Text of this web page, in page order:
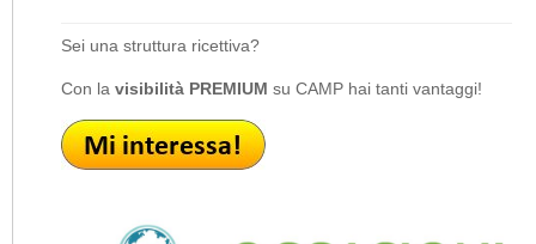
Sei una struttura ricettiva?
Con la visibilità PREMIUM su CAMP hai tanti vantaggi!